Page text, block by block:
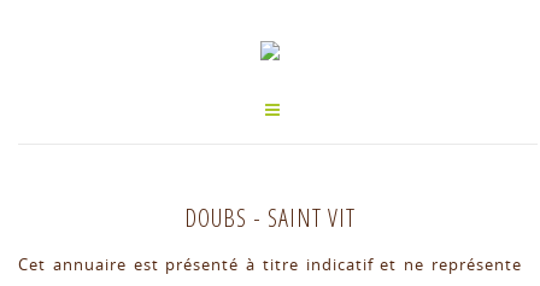
DOUBS - SAINT VIT
Cet annuaire est présenté à titre indicatif et ne représente